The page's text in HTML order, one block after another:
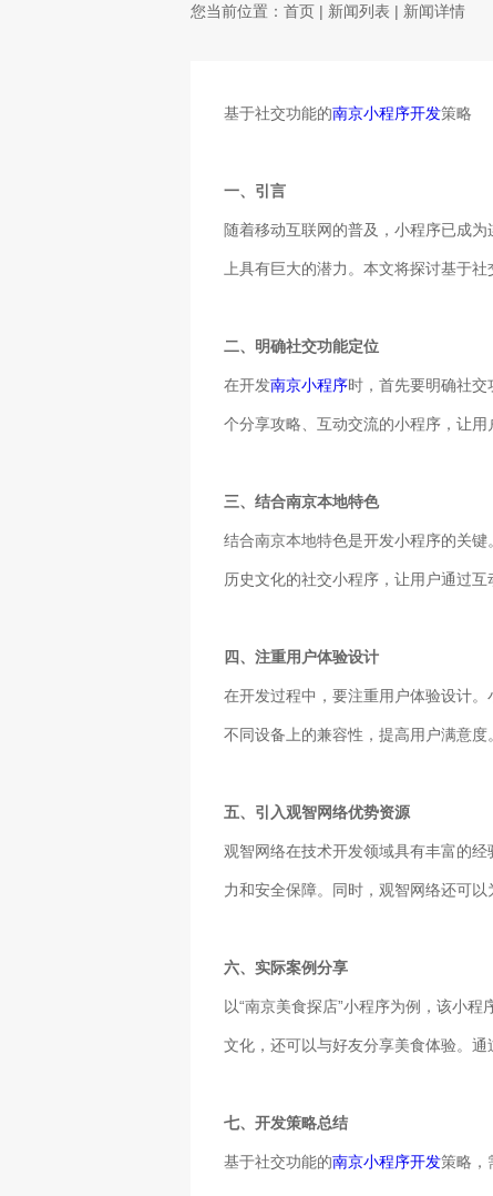
您当前位置： 首页 | 新闻列表 | 新闻详情
基于社交功能的南京小程序开发策略
一、引言
随着移动互联网的普及，小程序已成
上具有巨大的潜力。本文将探讨基于社
二、明确社交功能定位
在开发南京小程序时，首先要明确社
个分享攻略、互动交流的小程序，让用
三、结合南京本地特色
结合南京本地特色是开发小程序的关
历史文化的社交小程序，让用户通过互
四、注重用户体验设计
在开发过程中，要注重用户体验设计
不同设备上的兼容性，提高用户满意度。
五、引入观智网络优势资源
观智网络在技术开发领域具有丰富的
力和安全保障。同时，观智网络还可
六、实际案例分享
以“南京美食探店”小程序为例，该小
文化，还可以与好友分享美食体验。
七、开发策略总结
基于社交功能的南京小程序开发策略，